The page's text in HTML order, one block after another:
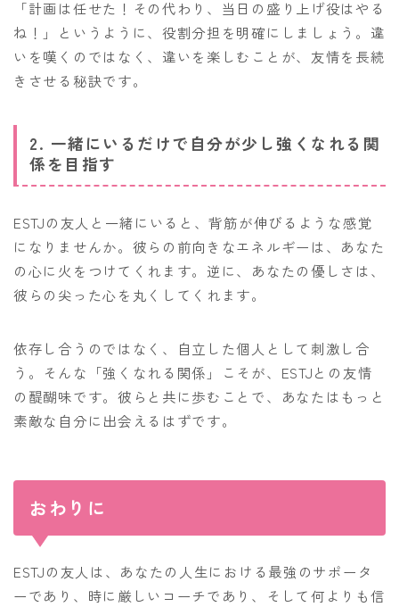
「計画は任せた！その代わり、当日の盛り上げ役はやる
ね！」というように、役割分担を明確にしましょう。違
いを嘆くのではなく、違いを楽しむことが、友情を長続
きさせる秘訣です。
2. 一緒にいるだけで自分が少し強くなれる関
係を目指す
ESTJの友人と一緒にいると、背筋が伸びるような感覚
になりませんか。彼らの前向きなエネルギーは、あなた
の心に火をつけてくれます。逆に、あなたの優しさは、
彼らの尖った心を丸くしてくれます。
依存し合うのではなく、自立した個人として刺激し合
う。そんな「強くなれる関係」こそが、ESTJとの友情
の醍醐味です。彼らと共に歩むことで、あなたはもっと
素敵な自分に出会えるはずです。
おわりに
ESTJの友人は、あなたの人生における最強のサポータ
ーであり、時に厳しいコーチであり、そして何よりも信